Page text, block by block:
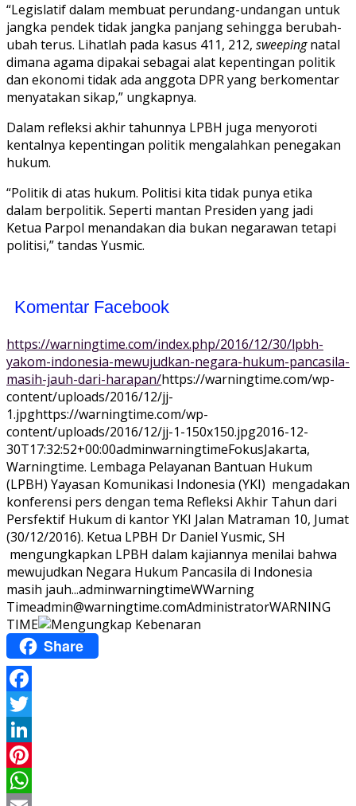
“Legislatif dalam membuat perundang-undangan untuk
jangka pendek tidak jangka panjang sehingga berubah-
ubah terus. Lihatlah pada kasus 411, 212, sweepingnatal
dimana agama dipakai sebagai alat kepentingan politik
dan ekonomi tidak ada anggota DPR yang berkomentar
menyatakan sikap,” ungkapnya.
Dalam refleksi akhir tahunnya LPBH juga menyoroti
kentalnya kepentingan politik mengalahkan penegakan
hukum.
“Politik di atas hukum. Politisi kita tidak punya etika
dalam berpolitik. Seperti mantan Presiden yang jadi
Ketua Parpol menandakan dia bukan negarawan tetapi
politisi,” tandas Yusmic.
Komentar Facebook
https://warningtime.com/index.php/2016/12/30/lpbh-
yakom-indonesia-mewujudkan-negara-hukum-pancasila-
masih-jauh-dari-harapan/https://warningtime.com/wp-
content/uploads/2016/12/jj-
1.jpghttps://warningtime.com/wp-
content/uploads/2016/12/jj-1-150x150.jpg2016-12-
30T17:32:52+00:00adminwarningtimeFokusJakarta,
Warningtime. Lembaga Pelayanan Bantuan Hukum
(LPBH) Yayasan Komunikasi Indonesia (YKI) mengadakan
konferensi pers dengan tema Refleksi Akhir Tahun dari
Persfektif Hukum di kantor YKI Jalan Matraman 10, Jumat
(30/12/2016). Ketua LPBH Dr Daniel Yusmic, SH
mengungkapkan LPBH dalam kajiannya menilai bahwa
mewujudkan Negara Hukum Pancasila di Indonesia
masih jauh...adminwarningtimeWWarning
Timeadmin@warningtime.comAdministratorWARNING
TIME
Share
Facebook
Twitter
LinkedIn
Pinterest